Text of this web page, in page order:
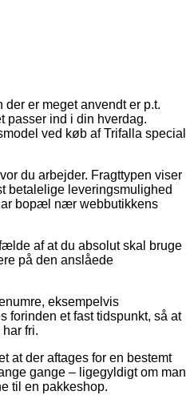
er meget anvendt er p.t.
passer ind i din hverdag.
ved køb af Trifalla special
du arbejder. Fragttypen viser
betalelige leveringsmulighed
bopæl nær webbutikkens
af at du absolut skal bruge
på den anslåede
eksempelvis
forinden et fast tidspunkt, så at
fri.
at der aftages for en bestemt
gange – ligegyldigt om man
til en pakkeshop.